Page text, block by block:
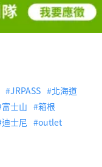
JRPASS
北海道
富士山
箱根
迪士尼
outlet